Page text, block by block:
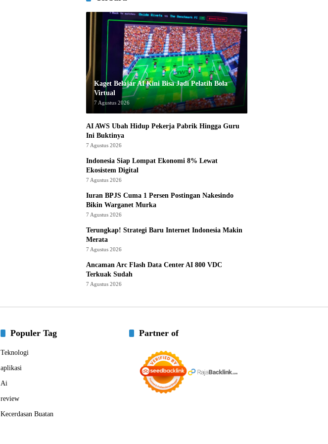
Kaget Belajar AI Kini Bisa Jadi Pelatih Bola
Virtual
7 Agustus 2026
AI AWS Ubah Hidup Pekerja Pabrik Hingga Guru
Ini Buktinya
7 Agustus 2026
Indonesia Siap Lompat Ekonomi 8% Lewat
Ekosistem Digital
7 Agustus 2026
Iuran BPJS Cuma 1 Persen Postingan Nakesindo
Bikin Warganet Murka
7 Agustus 2026
Terungkap! Strategi Baru Internet Indonesia Makin
Merata
7 Agustus 2026
Ancaman Arc Flash Data Center AI 800 VDC
Terkuak Sudah
7 Agustus 2026
Populer Tag
Teknologi
aplikasi
Ai
review
Kecerdasan Buatan
Partner of